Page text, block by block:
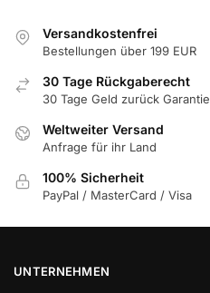
Versandkostenfrei
Bestellungen über 199 EUR
30 Tage Rückgaberecht
30 Tage Geld zurück Garantie
Weltweiter Versand
Anfrage für ihr Land
100% Sicherheit
PayPal / MasterCard / Visa
UNTERNEHMEN